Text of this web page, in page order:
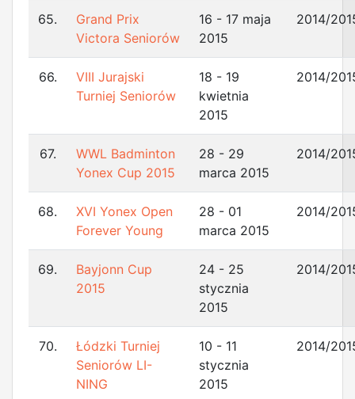
65.
Grand Prix
Victora Seniorów
16 - 17 maja
2015
2014/
66.
VIII Jurajski
Turniej Seniorów
18 - 19
kwietnia
2015
2014/
67.
WWL Badminton
Yonex Cup 2015
28 - 29
marca 2015
2014/
68.
XVI Yonex Open
Forever Young
28 - 01
marca 2015
2014/
69.
Bayjonn Cup
2015
24 - 25
stycznia
2015
2014/
70.
Łódzki Turniej
Seniorów LI-
NING
10 - 11
stycznia
2015
2014/